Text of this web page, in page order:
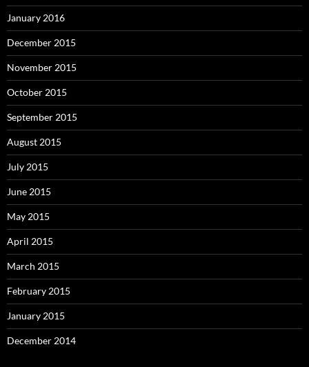
January 2016
December 2015
November 2015
October 2015
September 2015
August 2015
July 2015
June 2015
May 2015
April 2015
March 2015
February 2015
January 2015
December 2014